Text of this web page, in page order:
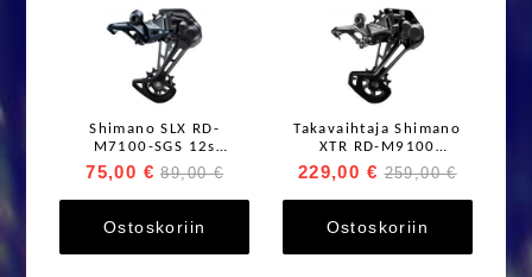
Shimano SLX RD-
M7100-SGS 12s
Takavaihtaja
75,00 € 89,00 €
Ostoskoriin
Takavaihtaja Shimano
XTR RD-M9100
Shadow+ 12s SGS 51T
229,00 € 259,00 €
Ostoskoriin